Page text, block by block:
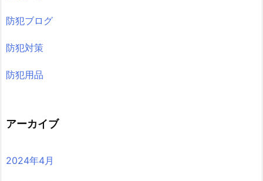
防犯ブログ
防犯対策
防犯用品
アーカイブ
2024年4月